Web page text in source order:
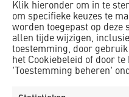
Klik hieronder om in te
om specifieke keuzes te
worden toegepast op
allen tijde wijzigen,
toestemming, door
het Cookiebeleid of door
'Toestemming beheren'
sportvelden. Logistiek en
rekening te worden
met scholieren.
installatie).